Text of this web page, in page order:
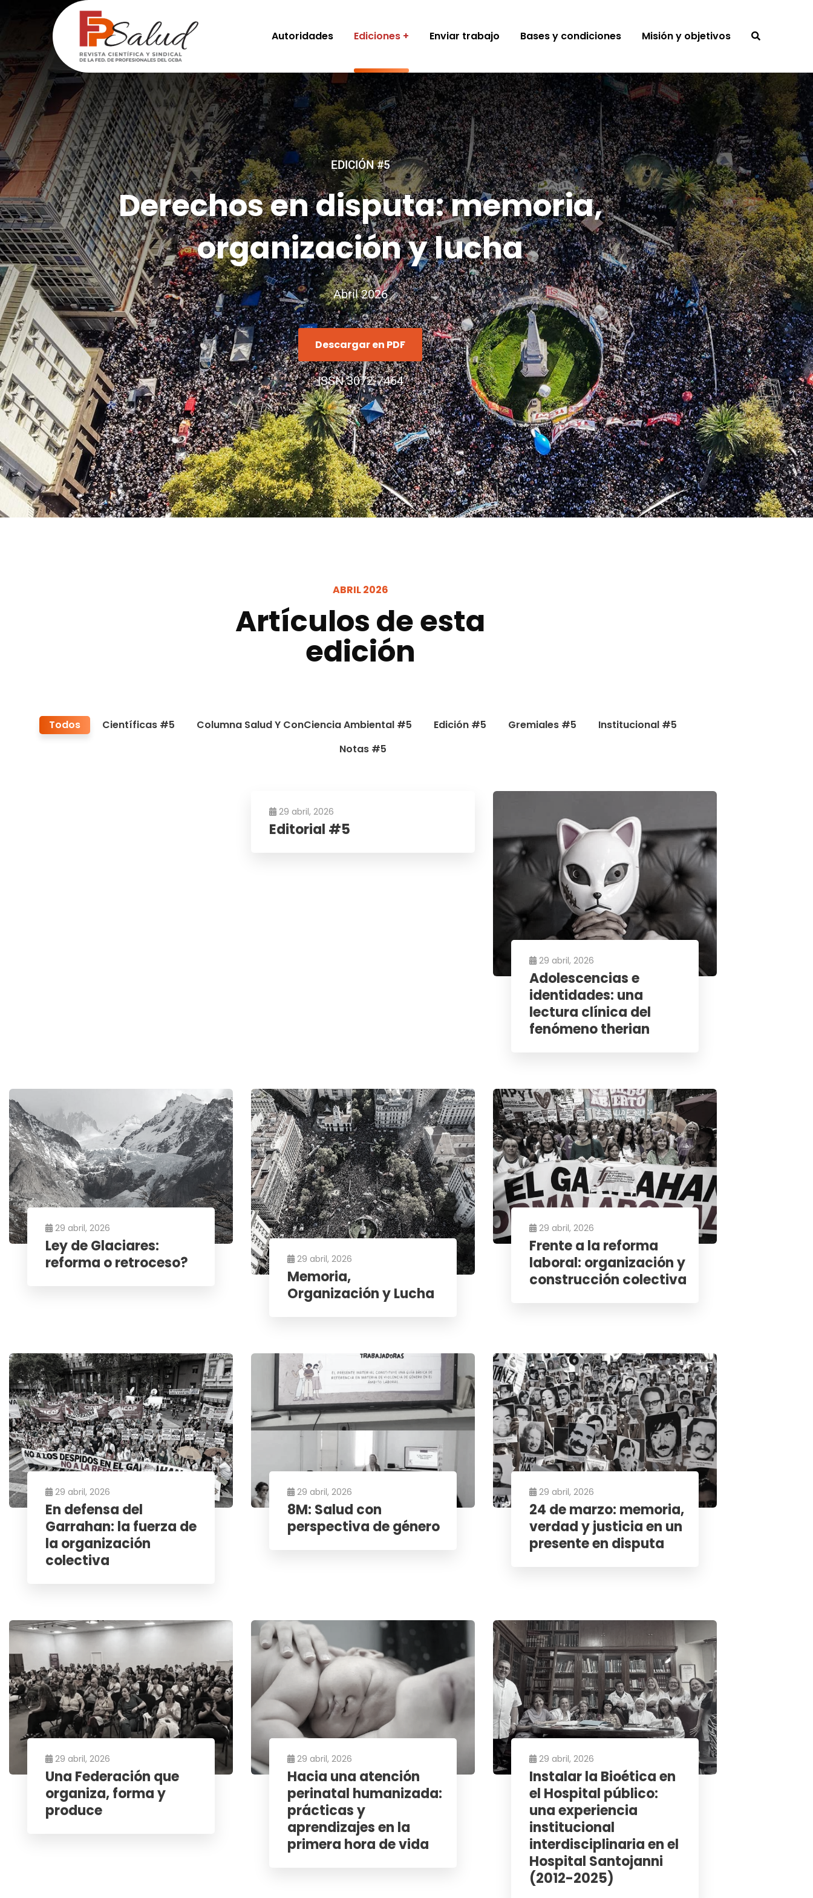
Autoridades Ediciones Enviar trabajo Bases y condiciones Misión y objetivos
EDICIÓN #5
Derechos en disputa: memoria,
organización y lucha
Abril 2026
Descargar en PDF
ISSN 3072-7464
ABRIL 2026
Artículos de esta
edición
Todos Científicas #5 Columna Salud Y ConCiencia Ambiental #5 Edición #5 Gremiales #5
Institucional #5
Notas #5
29 abril, 2026
Editorial #5
29 abril, 2026
Adolescencias e
identidades: una
lectura clínica del
fenómeno therian
29 abril, 2026
Ley de Glaciares:
reforma o retroceso?
29 abril, 2026
Memoria,
Organización y Lucha
29 abril, 2026
Frente a la reforma
laboral: organización y
construcción colectiva
29 abril, 2026
En defensa del
Garrahan: la fuerza de
la organización
colectiva
29 abril, 2026
8M: Salud con
perspectiva de género
29 abril, 2026
24 de marzo: memoria,
verdad y justicia en un
presente en disputa
29 abril, 2026
Una Federación que
organiza, forma y
produce
29 abril, 2026
Hacia una atención
perinatal humanizada:
prácticas y
aprendizajes en la
primera hora de vida
29 abril, 2026
Instalar la Bioética en
el Hospital público:
una experiencia
institucional
interdisciplinaria en el
Hospital Santojanni
(2012-2025)
FP Salud– Revista científica y sindical de la
Federación de Profesionales del GCABA.
Información de Contacto
Av. Callao 384, 4° "10"
Ciudad de Buenos Aires
+54 11 4372-5165
Horarios:
Lun – Vier: 9.00 a 18.00 hs.
Última edición
Editorial #5 Notas #5
Columna Salud y ConCiencia
Ambiental #5
Gremiales #5
Científicas #5